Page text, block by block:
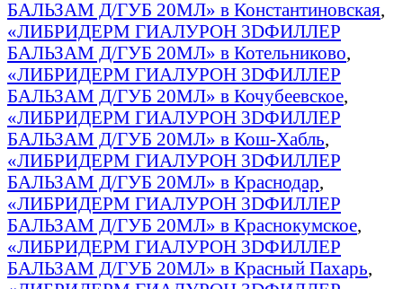
БАЛЬЗАМ Д/ГУБ 20МЛ» в Константиновская,
«ЛИБРИДЕРМ ГИАЛУРОН 3DФИЛЛЕР
БАЛЬЗАМ Д/ГУБ 20МЛ» в Котельниково,
«ЛИБРИДЕРМ ГИАЛУРОН 3DФИЛЛЕР
БАЛЬЗАМ Д/ГУБ 20МЛ» в Кочубеевское,
«ЛИБРИДЕРМ ГИАЛУРОН 3DФИЛЛЕР
БАЛЬЗАМ Д/ГУБ 20МЛ» в Кош-Хабль,
«ЛИБРИДЕРМ ГИАЛУРОН 3DФИЛЛЕР
БАЛЬЗАМ Д/ГУБ 20МЛ» в Краснодар,
«ЛИБРИДЕРМ ГИАЛУРОН 3DФИЛЛЕР
БАЛЬЗАМ Д/ГУБ 20МЛ» в Краснокумское,
«ЛИБРИДЕРМ ГИАЛУРОН 3DФИЛЛЕР
БАЛЬЗАМ Д/ГУБ 20МЛ» в Красный Пахарь,